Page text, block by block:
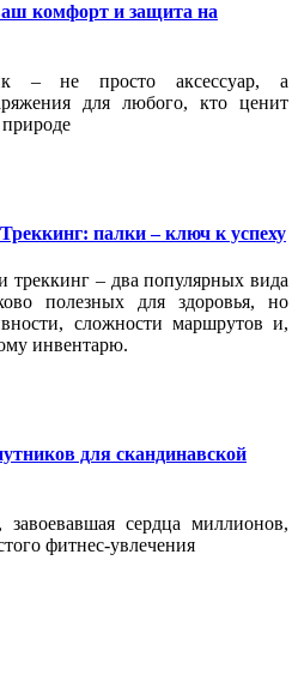
комфорт и защита на
– не просто аксессуар, а
для любого, кто ценит
палки – ключ к успеху
треккинг – два популярных вида
полезных для здоровья, но
сложности маршрутов и,
инвентарю.
для скандинавской
завоевавшая сердца миллионов,
фитнес-увлечения